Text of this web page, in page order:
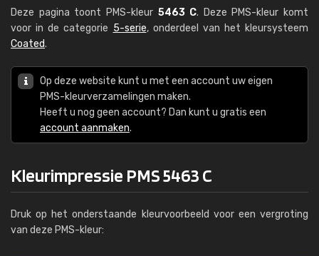
Deze pagina toont PMS-kleur 5463 C. Deze PMS-kleur komt
voor in de categorie 5-serie, onderdeel van het kleursysteem
Coated.
Op deze website kunt u met een account uw eigen
PMS-kleurverzamelingen maken.
Heeft u nog geen account? Dan kunt u gratis een
account aanmaken.
Kleurimpressie PMS 5463 C
Druk op het onderstaande kleurvoorbeeld voor een vergroting
van deze PMS-kleur: